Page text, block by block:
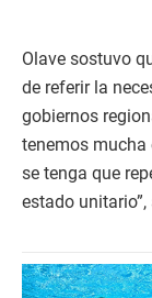
Olave sostuvo
de referir la
gobiernos
tenemos mucha
se tenga que
estado unitario”,